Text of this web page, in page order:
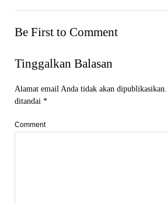
Be First to Comment
Tinggalkan Balasan
Alamat email Anda tidak akan dipublikasikan.
ditandai *
Comment